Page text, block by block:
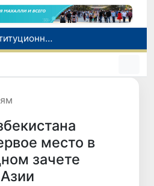
Сенат одобрил Конституционный закон о правовом статусе Администрации Президента Республики Узбекистан
В Ташкенте задержали подозреваемых в распространении крупной партии наркотиков
место в
зачете